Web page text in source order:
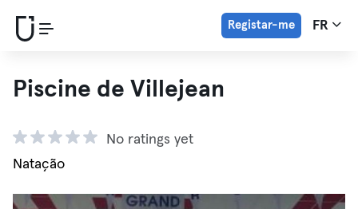
Registar-me FR
Piscine de Villejean
No ratings yet
Natação